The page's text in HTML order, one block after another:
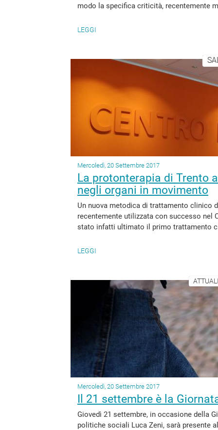
modo la specifica criticità, recentemente
LEGGI
Mercoledì, 20 Settembre 2017
La protonterapia di Trento
negli organi in movimento
Un nuova metodica di trattamento clinico
recentemente utilizzata con successo nel
stato infatti ultimato il primo trattamento
LEGGI
Mercoledì, 20 Settembre 2017
Il 21 settembre è la
Giovedì 21 settembre, in occasione della
politiche sociali Luca Zeni, sarà presente